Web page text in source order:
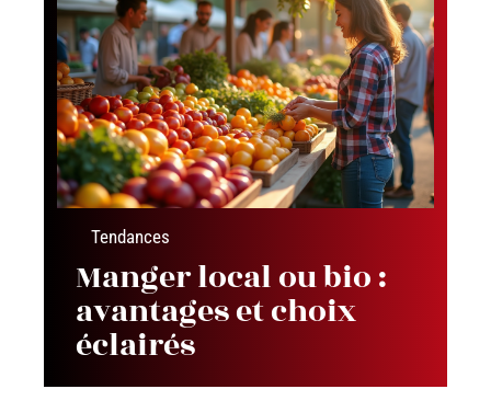
Tendances
Manger local ou bio :
avantages et choix
éclairés